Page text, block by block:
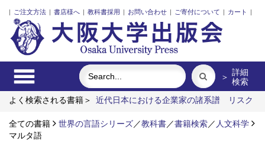
| ご注文方法 | 書店様へ | 教科書採用 | お問い合わせ | ご寄付について | カート |
＞ 詳細
検索
よく検索される書籍＞
近代日本における企業家の諸系譜
リスク
の流体力学
アーミッシュキルトを訪ねて
全ての書籍 世界の言語シリーズ／教科書／書籍検索／ 人文科学
マルタ語